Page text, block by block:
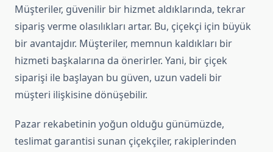
Müşteriler, güvenilir bir hizmet aldıklarında, tekrar
sipariş verme olasılıkları artar. Bu, çiçekçi için büyük
bir avantajdır. Müşteriler, memnun kaldıkları bir
hizmeti başkalarına da önerirler. Yani, bir çiçek
siparişi ile başlayan bu güven, uzun vadeli bir
müşteri ilişkisine dönüşebilir.
Pazar rekabetinin yoğun olduğu günümüzde,
teslimat garantisi sunan çiçekçiler, rakiplerinden